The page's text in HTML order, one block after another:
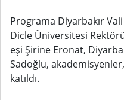
Programa Diyarbakır Vali
Dicle Üniversitesi
eşi Şirine Eronat,
Sadoğlu,
katıldı.